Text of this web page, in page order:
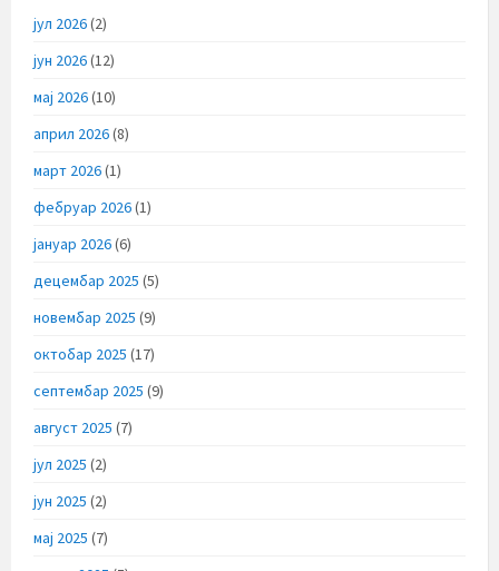
јул 2026(2)
јун 2026(12)
мај 2026(10)
април 2026(8)
март 2026(1)
фебруар 2026(1)
јануар 2026(6)
децембар 2025 (5)
новембар 2025 (9)
октобар 2025 (17)
септембар 2025 (9)
август 2025 (7)
јул 2025 (2)
јун 2025 (2)
мај 2025 (7)